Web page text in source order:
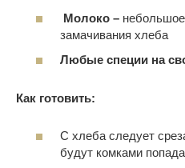
Молоко –
замачивания хлеба
Любые специи на
Как готовить:
С хлеба следует
будут комками